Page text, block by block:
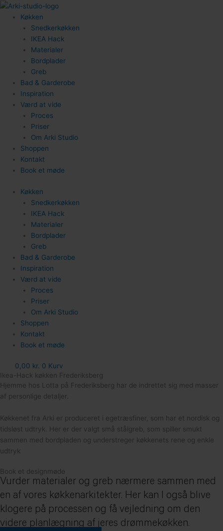
Gå
indholdet
Køkken
Snedkerkøkken
IKEA Hack
Materialer
Bordplader
Greb
Bad & Garderobe
Inspiration
Værd at vide
Proces
Priser
Om Arki Studio
Shoppen
Kontakt
Book et møde
Køkken
Snedkerkøkken
IKEA Hack
Materialer
Bordplader
Greb
Bad & Garderobe
Inspiration
Værd at vide
Proces
Priser
Om Arki Studio
Shoppen
Kontakt
Book et møde
0,00 kr. 0 Kurv
Ikea-Hack køkken Frederiksberg
Hjemme hos Lotta på Frederiksberg har de indrettet sig med masser
af personlige detaljer.
Køkkenet fra Arki er produceret i egetræsfiner, som har et nordisk og
tidsløst udtryk.
Her er der valgt små stålgreb, som spiller smukt
sammen med bordpladen og understreger køkkenets rene og enkle
udtryk
Book et designmøde
Vurder materialer og greb nærmere sammen med
en af vores køkkenarkitekter. Her kan I også blive
klogere på processen og få vejledning om den
videre planlægning af jeres drømmekøkken.